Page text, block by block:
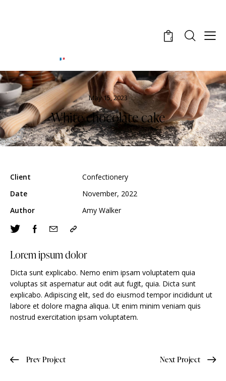
0
May 15, 2023
White chocolate cake
Lorem ipsum dolor
Dicta sunt explicabo. Nemo enim ipsam voluptatem quia
voluptas sit aspernatur aut odit aut fugit, quia. Dicta sunt
explicabo. Adipiscing elit, sed do eiusmod tempor incididunt ut
labore et dolore magna aliqua. Ut enim minim veniam quis
nostrud exercitation ipsam voluptatem.
Client
Сonfectionery
Date
November, 2022
Author
Amy Walker
Prev Project Next Project